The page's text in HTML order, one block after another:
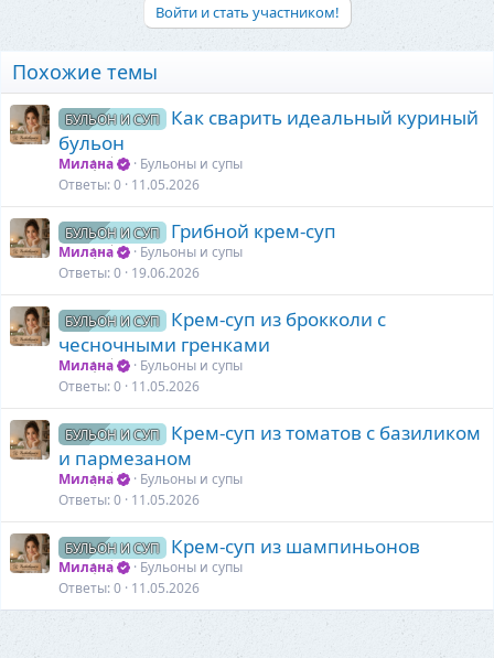
Войти и стать участником!
Похожие темы
БУЛЬОН И СУП
Как сварить идеальный куриный
бульон
Милана
Бульоны и супы
Ответы 0 11.05.2026
БУЛЬОН И СУП Грибной крем-суп
Милана
Бульоны и супы
Ответы 0 19.06.2026
БУЛЬОН И СУП
Крем-суп из брокколи с
чесночными гренками
Милана
Бульоны и супы
Ответы 0 11.05.2026
БУЛЬОН И СУП
Крем-суп из томатов с базиликом
и пармезаном
Милана
Бульоны и супы
Ответы 0 11.05.2026
БУЛЬОН И СУП Крем-суп из шампиньонов
Милана
Бульоны и супы
Ответы 0 11.05.2026